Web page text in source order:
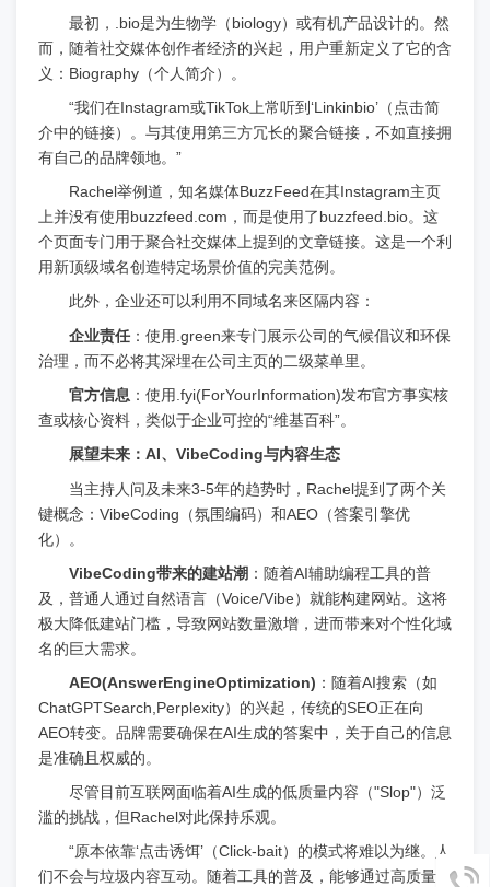
最初，.bio是为生物学（biology）或有机产品设计的。然
而，随着社交媒体创作者经济的兴起，用户重新定义了它的含
义：Biography（个人简介）。
“我们在Instagram或TikTok上常听到‘Linkinbio’（点击简
介中的链接）。与其使用第三方冗长的聚合链接，不如直接拥
有自己的品牌领地。”
Rachel举例道，知名媒体BuzzFeed在其Instagram主页
上并没有使用buzzfeed.com，而是使用了buzzfeed.bio。这
个页面专门用于聚合社交媒体上提到的文章链接。这是一个利
用新顶级域名创造特定场景价值的完美范例。
此外，企业还可以利用不同域名来区隔内容：
企业责任 ：使用.green来专门展示公司的气候倡议和环保
治理，而不必将其深埋在公司主页的二级菜单里。
官方信息 ：使用.fyi(ForYourInformation)发布官方事实核
查或核心资料，类似于企业可控的“维基百科”。
展望未来：AI、VibeCoding与内容生态
当主持人问及未来3-5年的趋势时，Rachel提到了两个关
键概念：VibeCoding（氛围编码）和AEO（答案引擎优
化）。
VibeCoding带来的建站潮 ：随着AI辅助编程工具的普
及，普通人通过自然语言（Voice/Vibe）就能构建网站。这将
极大降低建站门槛，导致网站数量激增，进而带来对个性化域
名的巨大需求。
AEO(AnswerEngineOptimization) ：随着AI搜索（如
ChatGPTSearch,Perplexity）的兴起，传统的SEO正在向
AEO转变。品牌需要确保在AI生成的答案中，关于自己的信息
是准确且权威的。
尽管目前互联网面临着AI生成的低质量内容（"Slop"）泛
滥的挑战，但Rachel对此保持乐观。
“原本依靠‘点击诱饵’（Click-bait）的模式将难以为继。人
们不会与垃圾内容互动。随着工具的普及，能够通过高质量内